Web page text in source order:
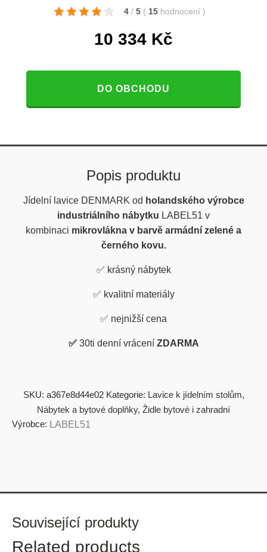
4 / 5 ( 15 hodnocení )
10 334 Kč
DO OBCHODU
Popis produktu
Jídelní lavice DENMARK od holandského výrobce
industriálního nábytku LABEL51 v
kombinaci mikrovlákna v barvě armádní zelené a
černého kovu.
✅ krásný nábytek
✅ kvalitní materiály
✅ nejnižší cena
✅ 30ti denní vrácení ZDARMA
SKU: a367e8d44e02 Kategorie: Lavice k jídelním stolům,
Nábytek a bytové doplňky, Židle bytové i zahradní
Výrobce: LABEL51
Související produkty
Related products